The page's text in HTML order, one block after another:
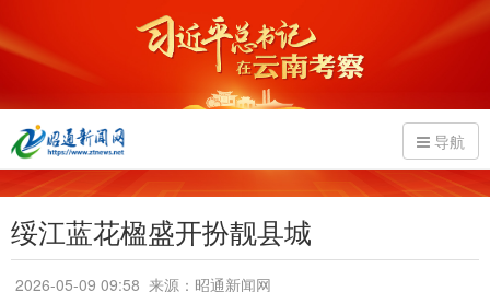
导航
绥江蓝花楹盛开扮靓县城
2026-05-09 09:58 来源：昭通新闻网